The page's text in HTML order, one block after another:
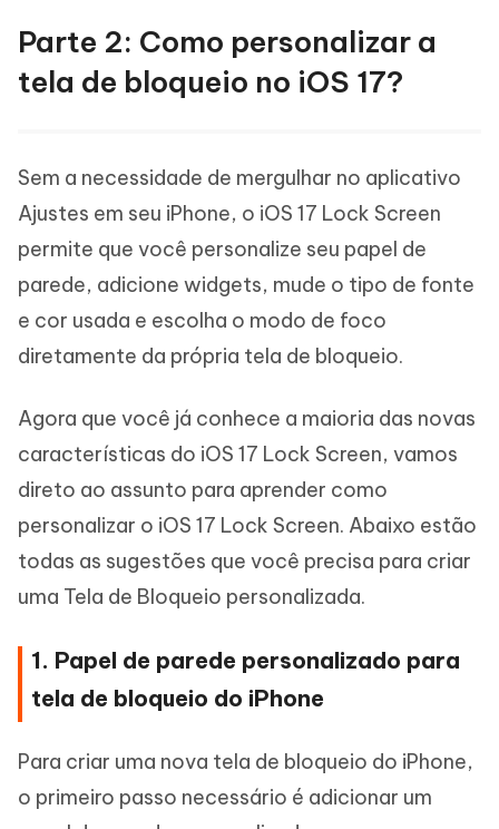
Parte 2: Como personalizar a
tela de bloqueio no iOS 17?
Sem a necessidade de mergulhar no aplicativo
Ajustes em seu iPhone, o iOS 17 Lock Screen
permite que você personalize seu papel de
parede, adicione widgets, mude o tipo de fonte
e cor usada e escolha o modo de foco
diretamente da própria tela de bloqueio.
Agora que você já conhece a maioria das novas
características do iOS 17 Lock Screen, vamos
direto ao assunto para aprender como
personalizar o iOS 17 Lock Screen. Abaixo estão
todas as sugestões que você precisa para criar
uma Tela de Bloqueio personalizada.
1. Papel de parede personalizado para
tela de bloqueio do iPhone
Para criar uma nova tela de bloqueio do iPhone,
o primeiro passo necessário é adicionar um